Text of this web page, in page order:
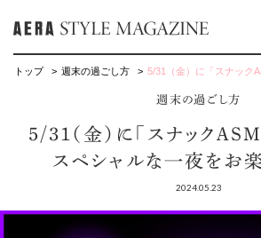
トップ 週末の過ごし方 5/31（金）に「スナックASM」が
週末の過ごし方
5/31（金）に「スナック
スペシャルな一夜をお楽
2024.05.23